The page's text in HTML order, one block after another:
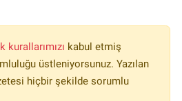
kurallarımızı kabul etmiş
üstleniyorsunuz. Yazılan
hiçbir şekilde sorumlu